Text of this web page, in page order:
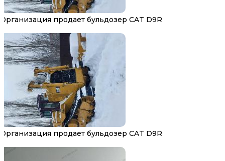
Организация продает бульдозер CAT D9R
Организация продает бульдозер CAT D9R